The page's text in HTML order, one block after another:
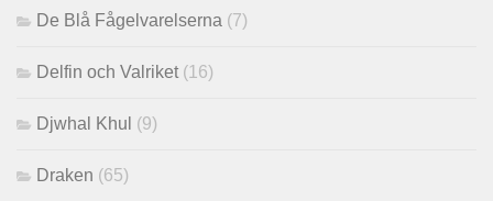
De Blå Fågelvarelserna (7)
Delfin och Valriket (16)
Djwhal Khul (9)
Draken (65)